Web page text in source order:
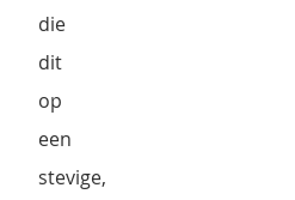
die
dit
op
een
stevige,